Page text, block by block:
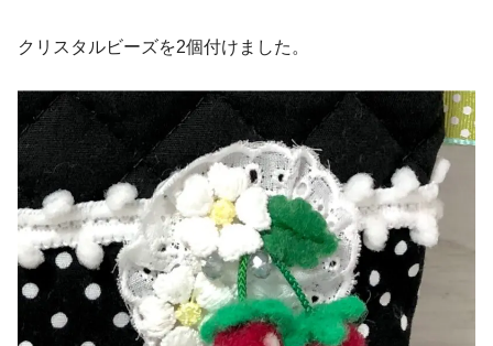
クリスタルビーズを2個付けました。